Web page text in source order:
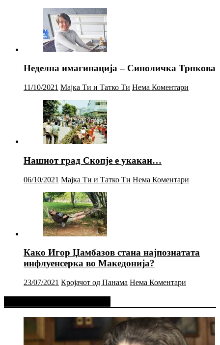
Неделна имагинација – Синоличка Трпкова
11/10/2021 Мајка Ти и Татко Ти Нема Коментари
Нашиот град Скопје е укакан…
06/10/2021 Мајка Ти и Татко Ти Нема Коментари
Како Игор Џамбазов стана најпознатата
инфлуенсерка во Македонија?
23/07/2021 Кројачот од Панама Нема Коментари